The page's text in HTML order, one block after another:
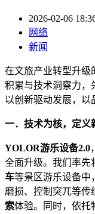
2026-02-06
网络
新闻
在文旅产业转型升级
积累与技术洞察力，
以创新驱动发展，以
一．技术为核，定义
YOLOR游乐设备2.0
全面升级。我们率先
车等景区游乐设备中
磨损、控制突兀等传
索体验。同时，依托